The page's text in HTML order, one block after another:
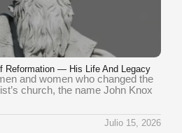
Reformation — His Life And Legacy
and women who changed the
church, the name John Knox
Julio 15, 2026